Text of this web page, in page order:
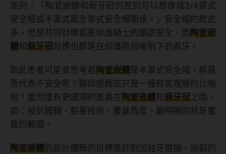
差別，「陶瓷嵌體和假牙冠的差別可以想像成3/4罩式
安全帽或半罩式跟全罩式安全帽關係。」安全帽的款式
多，但是共同目標都是保護騎士的頭部安全，而陶瓷嵌
體和假牙冠 目標也都是在保護磨損後剩下的真牙。
到此患者可能會思考若陶瓷嵌體是半罩式安全帽，那是
否代表不安全呢？醫師提醒這只是一種較能理解的比喻
啦！當然還有更細項的差異在陶瓷嵌體和假牙冠之間，
如：設計邏輯、黏著技術、覆蓋角度，最明顯的就是覆
蓋的範圍。
陶瓷嵌體的設計邏輯的目標是針對因蛀牙磨損、崩裂的